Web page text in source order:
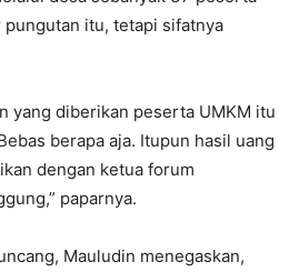
pungutan itu, tetapi sifatnya
yang diberikan peserta UMKM itu
berapa aja. Itupun hasil uang
dengan ketua forum
paparnya.
Mauludin menegaskan,